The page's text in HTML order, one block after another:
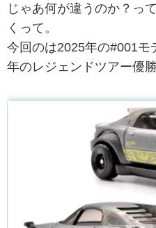
じゃあ何が違うのか？っ
くって。
今回のは2025年の#001
年のレジェンドツアー優